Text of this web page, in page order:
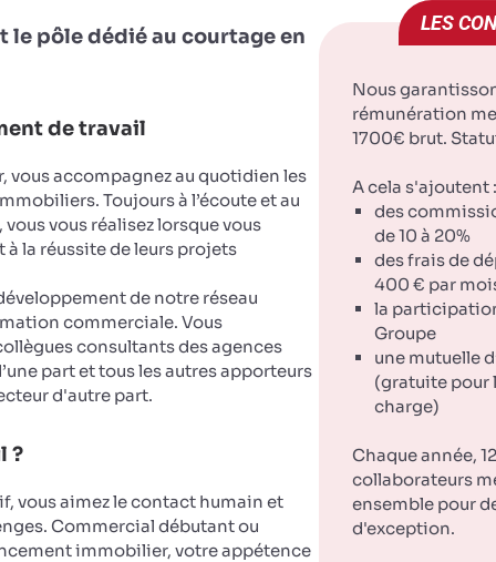
le pôle dédié au courtage en
de travail
vous accompagnez au quotidien les
Toujours à l’écoute et au
vous réalisez lorsque vous
la réussite de leurs projets
de notre réseau
commerciale. Vous
consultants des agences
part et tous les autres apporteurs
d'autre part.
?
vous aimez le contact humain et
Commercial débutant ou
immobilier, votre appétence
LES
Nous
rémunération
1700€ brut.
A cela s'ajoutent :
des
de 10 à 20%
des frais de
400 € par
la
Groupe
une mutuelle
(gratuite pour
charge)
Chaque année,
collaborateurs
ensemble pour
d'exception.